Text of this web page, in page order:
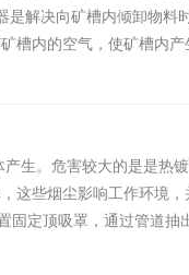
解决向矿槽内倾卸物料
槽内的空气，使矿槽内
生。危害较大的是是热
这些烟尘影响工作环境
固定顶吸罩，通过管道抽